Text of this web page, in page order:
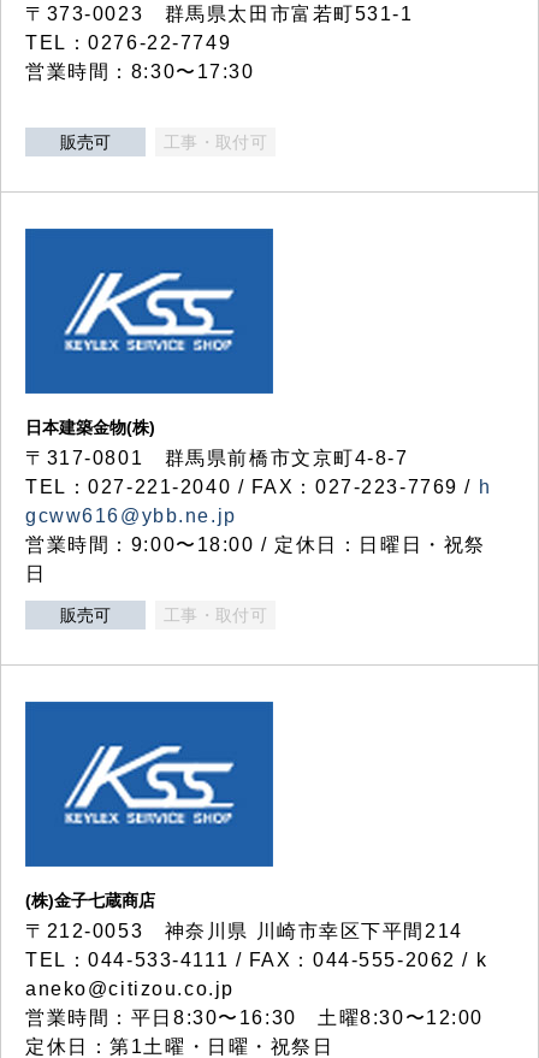
〒373-0023 群馬県太田市富若町531-1
TEL：0276-22-7749
営業時間：8:30〜17:30
販売可 工事・取付可
日本建築金物(株)
〒317‐0801 群馬県前橋市文京町4-8-7
TEL：027-221-2040 / FAX：027-223-7769 / h
gcww616@ybb.ne.jp
営業時間：9:00〜18:00 / 定休日：日曜日・祝祭
日
販売可 工事・取付可
(株)金子七蔵商店
〒212-0053 神奈川県 川崎市幸区下平間214
TEL：044-533-4111 / FAX：044-555-2062 / k
aneko@citizou.co.jp
営業時間：平日8:30〜16:30 土曜8:30〜12:00
定休日：第1土曜・日曜・祝祭日